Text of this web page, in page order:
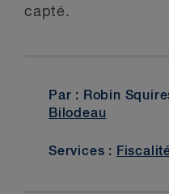
capté.
Par : Robin
Bilodeau
Services :